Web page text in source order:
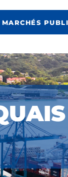
MARCHÉS